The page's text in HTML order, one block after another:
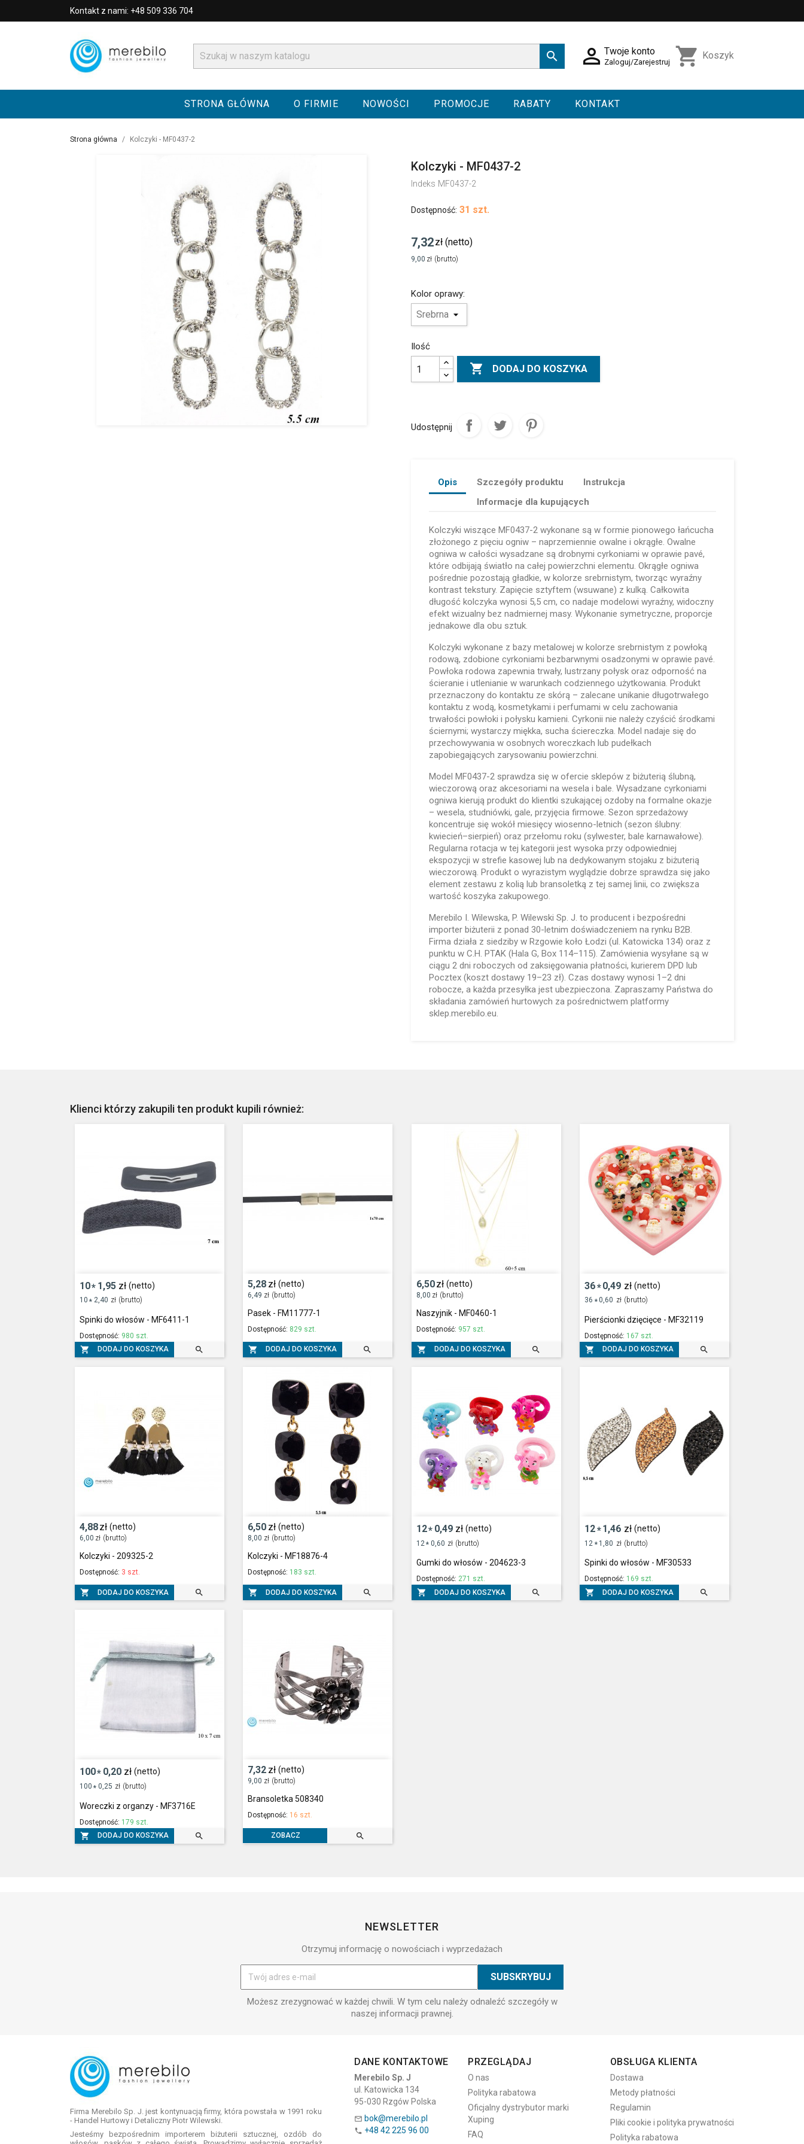
Kontakt z nami: +48 509 336 704
  Twoje konto
Zaloguj/Zarejestruj shopping_cart Koszyk
STRONA GŁÓWNA O FIRMIE NOWOŚCI PROMOCJE RABATY KONTAKT
Strona główna Kolczyki - MF0437-2
Kolczyki - MF0437-2
Indeks MF0437-2
Dostępność: 31 szt.
7,32zł (netto)
9,00 zł (brutto)
Kolor oprawy:
Ilość
 DODAJ DO KOSZYKA
Udostępnij
Opis Szczegóły produktu
Instrukcja
Informacje dla kupujących
Kolczyki wiszące MF0437-2 wykonane są w formie pionowego łańcucha
złożonego z pięciu ogniw – naprzemiennie owalne i okrągłe. Owalne
ogniwa w całości wysadzane są drobnymi cyrkoniami w oprawie pavé,
które odbijają światło na całej powierzchni elementu. Okrągłe ogniwa
pośrednie pozostają gładkie, w kolorze srebrnistym, tworząc wyraźny
kontrast tekstury. Zapięcie sztyftem (wsuwane) z kulką. Całkowita
długość kolczyka wynosi 5,5 cm, co nadaje modelowi wyraźny, widoczny
efekt wizualny bez nadmiernej masy. Wykonanie symetryczne, proporcje
jednakowe dla obu sztuk.
Kolczyki wykonane z bazy metalowej w kolorze srebrnistym z powłoką
rodową, zdobione cyrkoniami bezbarwnymi osadzonymi w oprawie pavé.
Powłoka rodowa zapewnia trwały, lustrzany połysk oraz odporność na
ścieranie i utlenianie w warunkach codziennego użytkowania. Produkt
przeznaczony do kontaktu ze skórą – zalecane unikanie długotrwałego
kontaktu z wodą, kosmetykami i perfumami w celu zachowania
trwałości powłoki i połysku kamieni. Cyrkonii nie należy czyścić środkami
ściernymi; wystarczy miękka, sucha ściereczka. Model nadaje się do
przechowywania w osobnych woreczkach lub pudełkach
zapobiegających zarysowaniu powierzchni.
Model MF0437-2 sprawdza się w ofercie sklepów z biżuterią ślubną,
wieczorową oraz akcesoriami na wesela i bale. Wysadzane cyrkoniami
ogniwa kierują produkt do klientki szukającej ozdoby na formalne okazje
– wesela, studniówki, gale, przyjęcia firmowe. Sezon sprzedażowy
koncentruje się wokół miesięcy wiosenno-letnich (sezon ślubny:
kwiecień–sierpień) oraz przełomu roku (sylwester, bale karnawałowe).
Regularna rotacja w tej kategorii jest wysoka przy odpowiedniej
ekspozycji w strefie kasowej lub na dedykowanym stojaku z biżuterią
wieczorową. Produkt o wyrazistym wyglądzie dobrze sprawdza się jako
element zestawu z kolią lub bransoletką z tej samej linii, co zwiększa
wartość koszyka zakupowego.
Merebilo I. Wilewska, P. Wilewski Sp. J. to producent i bezpośredni
importer biżuterii z ponad 30-letnim doświadczeniem na rynku B2B.
Firma działa z siedziby w Rzgowie koło Łodzi (ul. Katowicka 134) oraz z
punktu w C.H. PTAK (Hala G, Box 114–115). Zamówienia wysyłane są w
ciągu 2 dni roboczych od zaksięgowania płatności, kurierem DPD lub
Pocztex (koszt dostawy 19–23 zł). Czas dostawy wynosi 1–2 dni
robocze, a każda przesyłka jest ubezpieczona. Zapraszamy Państwa do
składania zamówień hurtowych za pośrednictwem platformy
sklep.merebilo.eu.
Klienci którzy zakupili ten produkt kupili również:
10* 1,95 zł (netto)
10 * 2,40 zł (brutto)
Spinki do włosów - MF6411-1
Dostępność: 980 szt.
 DODAJ DO KOSZYKA 
5,28 zł (netto)
6,49 zł (brutto)
Pasek - FM11777-1
Dostępność: 829 szt.
 DODAJ DO KOSZYKA 
6,50zł (netto)
8,00 zł (brutto)
Naszyjnik - MF0460-1
Dostępność: 957 szt.
 DODAJ DO KOSZYKA 
36*0,49 zł (netto)
36 *0,60 zł (brutto)
Pierścionki dzięcięce - MF32119
Dostępność: 167 szt.
 DODAJ DO KOSZYKA 
4,88zł (netto)
6,00 zł (brutto)
Kolczyki - 209325-2
Dostępność: 3 szt.
 DODAJ DO KOSZYKA 
6,50 zł (netto)
8,00 zł (brutto)
Kolczyki - MF18876-4
Dostępność: 183 szt.
 DODAJ DO KOSZYKA 
12* 0,49 zł (netto)
12 * 0,60 zł (brutto)
Gumki do włosów - 204623-3
Dostępność: 271 szt.
 DODAJ DO KOSZYKA 
12*1,46 zł (netto)
12 * 1,80 zł (brutto)
Spinki do włosów - MF30533
Dostępność: 169 szt.
 DODAJ DO KOSZYKA 
100* 0,20 zł (netto)
100 * 0,25 zł (brutto)
Woreczki z organzy - MF3716E
Dostępność: 179 szt.
 DODAJ DO KOSZYKA 
7,32 zł (netto)
9,00 zł (brutto)
Bransoletka 508340
Dostępność: 16 szt.
ZOBACZ 
NEWSLETTER
Otrzymuj informację o nowościach i wyprzedażach
Możesz zrezygnować w każdej chwili. W tym celu należy odnaleźć szczegóły w
naszej informacji prawnej.
Firma Merebilo Sp. J. jest kontynuacją firmy, która powstała w 1991 roku
- Handel Hurtowy i Detaliczny Piotr Wilewski.
Jesteśmy bezpośrednim importerem biżuterii sztucznej, ozdób do
DANE KONTAKTOWE
Merebilo Sp. J
ul. Katowicka 134
95-030 Rzgów Polska
 bok@merebilo.pl
 +48 42 225 96 00
PRZEGLĄDAJ
O nas
Polityka rabatowa
Oficjalny dystrybutor marki
Xuping
FAQ
OBSŁUGA KLIENTA
Dostawa
Metody płatności
Regulamin
Pliki cookie i polityka prywatności
Polityka rabatowa